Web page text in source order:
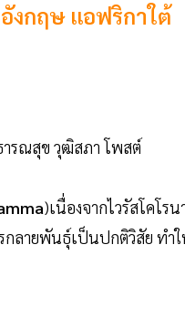
งกฤษ แอฟริกาใต้
ารณสุข วุฒิสภา โพสต์
)เนื่องจากไวรัสโคโรน
กลายพันธุ์เป็นปกติวิสัย ทำ